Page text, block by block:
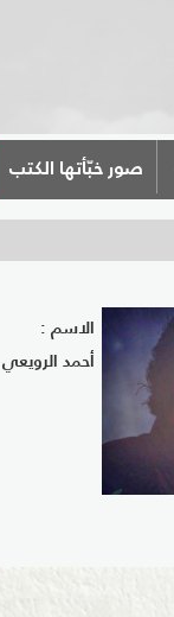
صور خبّأتها الكتب
الاسم :
أحمد الرويعي